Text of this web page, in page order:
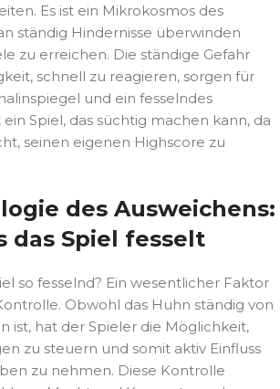
Es ist ein Mikrokosmos des
ständig Hindernisse überwinden
zu erreichen. Die ständige Gefahr
schnell zu reagieren, sorgen für
und ein fesselndes
ein Spiel, das süchtig machen kann, da
seinen eigenen Highscore zu
des Ausweichens:
das Spiel fesselt
so fesselnd? Ein wesentlicher Faktor
Obwohl das Huhn ständig von
ist, hat der Spieler die Möglichkeit,
zu steuern und somit aktiv Einfluss
zu nehmen. Diese Kontrolle